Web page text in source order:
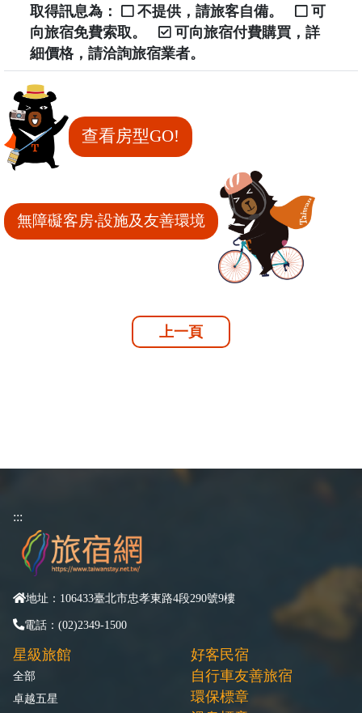
取得訊息為：
不提供，請旅客自備。
可
向旅宿免費索取。
可向旅宿付費購買，詳
細價格，請洽詢旅宿業者。
查看房型GO!
無障礙客房‧設施及友善環境
上一頁
:::
地址：106433臺北市忠孝東路4段290號9樓
電話：(02)2349-1500
星級旅館
全部
卓越五星
好客民宿
自行車友善旅宿
環保標章